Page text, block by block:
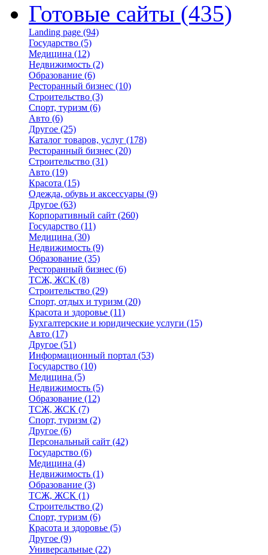
Готовые сайты (435)
Landing page (94)
Государство (5)
Медицина (12)
Недвижимость (2)
Образование (6)
Ресторанный бизнес (10)
Строительство (3)
Спорт, туризм (6)
Авто (6)
Другое (25)
Каталог товаров, услуг (178)
Ресторанный бизнес (20)
Строительство (31)
Авто (19)
Красота (15)
Одежда, обувь и аксессуары (9)
Другое (63)
Корпоративный сайт (260)
Государство (11)
Медицина (30)
Недвижимость (9)
Образование (35)
Ресторанный бизнес (6)
ТСЖ, ЖСК (8)
Строительство (29)
Спорт, отдых и туризм (20)
Красота и здоровье (11)
Бухгалтерские и юридические услуги (15)
Авто (17)
Другое (51)
Информационный портал (53)
Государство (10)
Медицина (5)
Недвижимость (5)
Образование (12)
ТСЖ, ЖСК (7)
Спорт, туризм (2)
Другое (6)
Персональный сайт (42)
Государство (6)
Медицина (4)
Недвижимость (1)
Образование (3)
ТСЖ, ЖСК (1)
Строительство (2)
Спорт, туризм (6)
Красота и здоровье (5)
Другое (9)
Универсальные (22)